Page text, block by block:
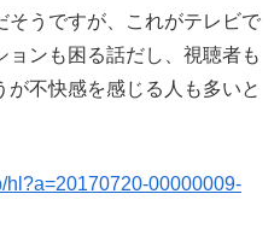
そうですが、これがテレビで
ンも困る話だし、視聴者も
不快感を感じる人も多いと
hl?a=20170720-00000009-